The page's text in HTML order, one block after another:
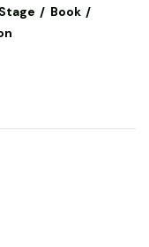
Stage
Book